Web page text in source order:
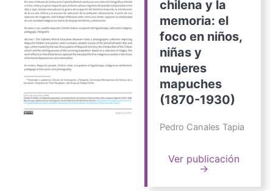
chilena y la
memoria: el
foco en niños,
niñas y
mujeres
mapuches
(1870-1930)
Pedro Canales Tapia
Ver publicación
→